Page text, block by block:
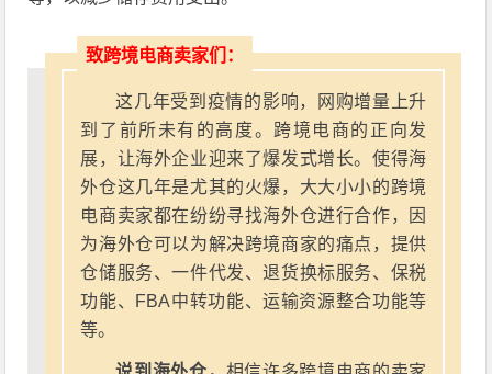
致跨境电商卖家们：
这几年受到疫情的影响，网购增量上升
到了前所未有的高度。跨境电商的正向发
展，让海外企业迎来了爆发式增长。使得海
外仓这几年是尤其的火爆，大大小小的跨境
电商卖家都在纷纷寻找海外仓进行合作，因
为海外仓可以为解决跨境商家的痛点，提供
仓储服务、一件代发、退货换标服务、保税
功能、FBA中转功能、运输资源整合功能等
等。